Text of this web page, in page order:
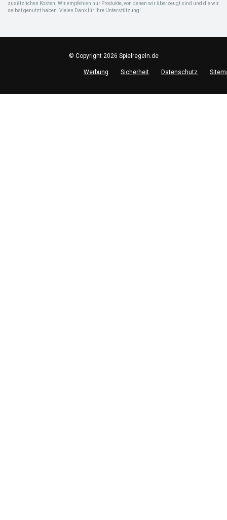
zusätzlichen Kosten. Wir empfehlen nur Produkte, von denen wir überzeugt sind und die wir
selbst genutzt haben. Vielen Dank für Ihre Unterstützung!
© Copyright 2026 Spielregeln.de
Werbung Sicherheit Datenschutz